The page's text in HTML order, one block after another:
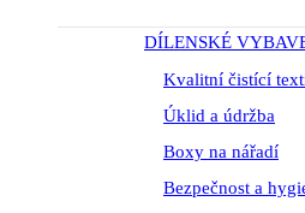
DÍLENSKÉ
Kvalitní čistící
Úklid a údržba
Boxy na nářadí
Bezpečnost a